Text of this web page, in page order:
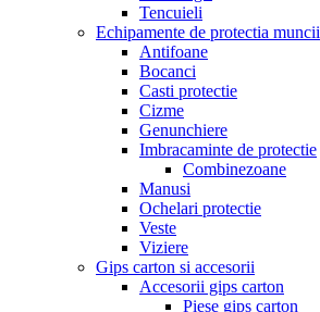
Tencuieli
Echipamente de protectia muncii
Antifoane
Bocanci
Casti protectie
Cizme
Genunchiere
Imbracaminte de protectie
Combinezoane
Manusi
Ochelari protectie
Veste
Viziere
Gips carton si accesorii
Accesorii gips carton
Piese gips carton